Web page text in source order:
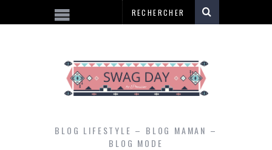
BLOG LIFESTYLE – BLOG MAMAN –
BLOG MODE